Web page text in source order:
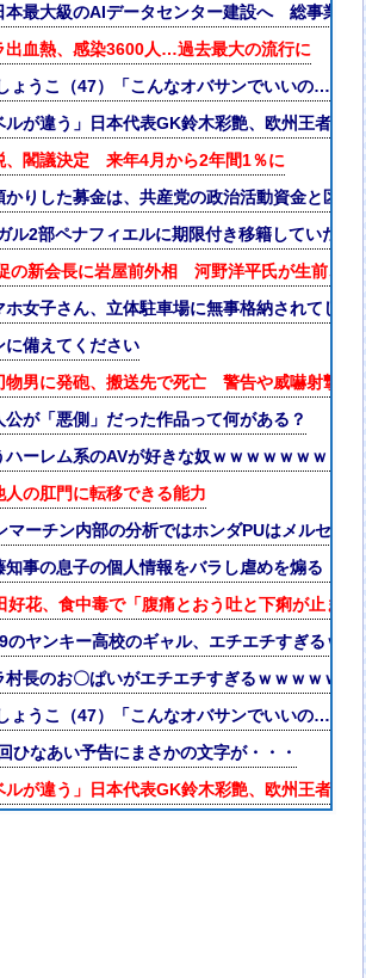
本最大級のAIデータセンター建設へ 総事業費
出血熱、感染3600人…過去最大の流行に
ょうこ（47）「こんなオバサンでいいの…？」
ルが違う」日本代表GK鈴木彩艶、欧州王者
、閣議決定 来年4月から2年間1％に
かりした募金は、共産党の政治活動資金と区
ル2部ペナフィエルに期限付き移籍していた
の新会長に岩屋前外相 河野洋平氏が生前、後
ホ女子さん、立体駐車場に無事格納されてしま
に備えてください
物男に発砲、搬送先で死亡 警告や威嚇射撃
公が「悪側」だった作品って何がある？
ハーレム系のAVが好きな奴ｗｗｗｗｗｗｗｗ
人の肛門に転移できる能力
マーチン内部の分析ではホンダPUはメルセデ
知事の息子の個人情報をバラし虐めを煽る「嫌
好花、食中毒で「腹痛とおう吐と下痢が止ま
のヤンキー高校のギャル、エチエチすぎるｗ
村長のお〇ぱいがエチエチすぎるｗｗｗｗｗｗ
ょうこ（47）「こんなオバサンでいいの…？」
ひなあい予告にまさかの文字が・・・
ルが違う」日本代表GK鈴木彩艶、欧州王者